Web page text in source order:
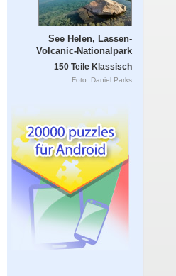
See Helen, Lassen-
Volcanic-Nationalpark
150 Teile Klassisch
Foto: Daniel Parks